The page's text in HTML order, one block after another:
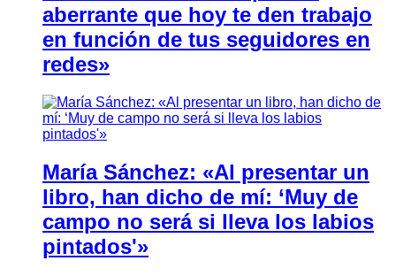
aberrante que hoy te den trabajo
en función de tus seguidores en
redes»
María Sánchez: «Al presentar un
libro, han dicho de mí: ‘Muy de
campo no será si lleva los labios
pintados'»